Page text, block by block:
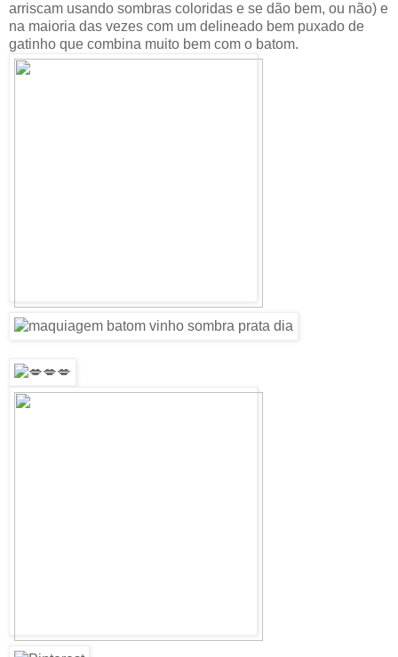
arriscam usando sombras coloridas e se dão bem, ou não) e
na maioria das vezes com um delineado bem puxado de
gatinho que combina muito bem com o batom.